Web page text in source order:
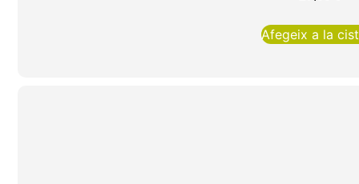
Afegeix a la